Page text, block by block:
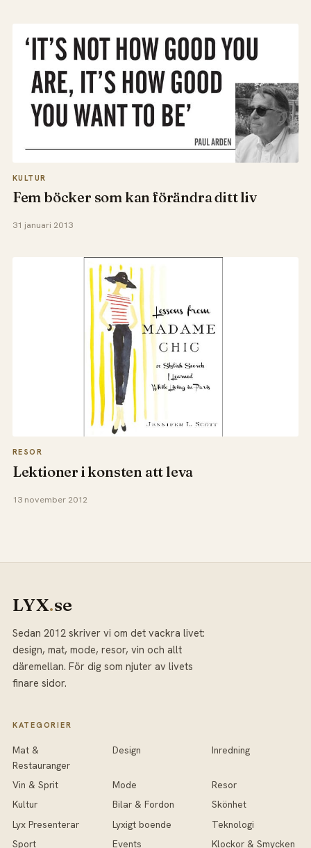
KULTUR
Fem böcker som kan förändra ditt liv
31 januari 2013
RESOR
Lektioner i konsten att leva
13 november 2012
LYX.se
Sedan 2012 skriver vi om det vackra livet:
design, mat, mode, resor, vin och allt
däremellan. För dig som njuter av livets
finare sidor.
KATEGORIER
Mat &
Restauranger
Design Inredning
Vin & Sprit Mode
Resor
Kultur
Bilar & Fordon
Skönhet
Lyx Presenterar
Lyxigt boende
Teknologi
Sport
Events Klockor & Smycken